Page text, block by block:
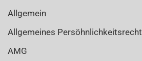
Allgemein
Allgemeines Persöhnlichkeitsrecht
AMG